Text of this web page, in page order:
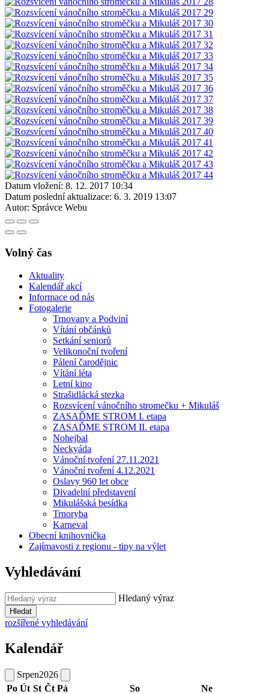
Datum vložení: 8. 12. 2017 10:34
Datum poslední aktualizace: 6. 3. 2019 13:07
Autor: Správce Webu
Volný čas
Aktuality
Kalendář akcí
Informace od nás
Fotogalerie
Trnovany a Podviní
Vítání občánků
Setkání seniorů
Velikonoční tvoření
Pálení čarodějnic
Vítání léta
Letní kino
Strašidlácká stezka
Rozsvícení vánočního stromečku + Mikuláš
ZASAĎME STROM I. etapa
ZASAĎME STROM II. etapa
Nohejbal
Neckyáda
Vánoční tvoření 27.11.2021
Vánoční tvoření 4.12.2021
Oslavy 960 let obce
Divadelní představení
Mikulášská besídka
Trnoryba
Karneval
Obecní knihovnička
Zajímavosti z regionu - tipy na výlet
Vyhledávání
Hledaný výraz
Hledat
rozšířené vyhledávání
Kalendář
Srpen2026
Po Út St Čt Pá So
Ne